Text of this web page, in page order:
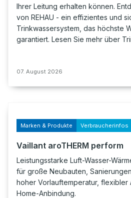
Ihrer Leitung erhalten können.
von REHAU - ein effizientes und
Trinkwassersystem, das höchste
garantiert. Lesen Sie mehr über
07. August 2026
Marken & Produkte Verbraucherinfos
Vaillant aroTHERM perform
Leistungsstarke Luft-Wasser-
für große Neubauten,
hoher Vorlauftemperatur, flexibler
Home-Anbindung.